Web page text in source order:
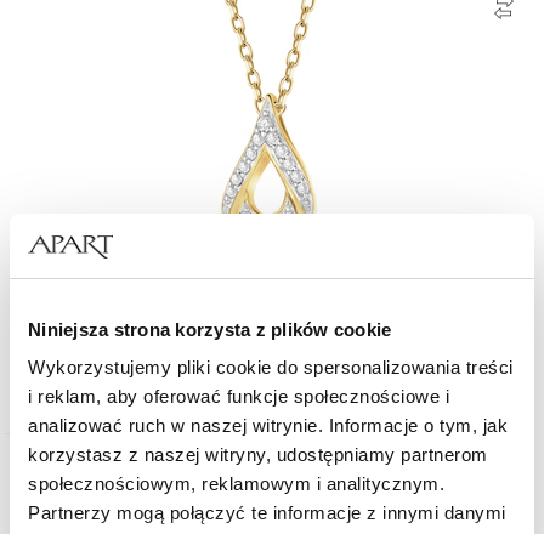
Niniejsza strona korzysta z plików cookie
Wykorzystujemy pliki cookie do spersonalizowania treści
i reklam, aby oferować funkcje społecznościowe i
analizować ruch w naszej witrynie. Informacje o tym, jak
korzystasz z naszej witryny, udostępniamy partnerom
społecznościowym, reklamowym i analitycznym.
Partnerzy mogą połączyć te informacje z innymi danymi
1 559 zł
Nowość Złoto 585